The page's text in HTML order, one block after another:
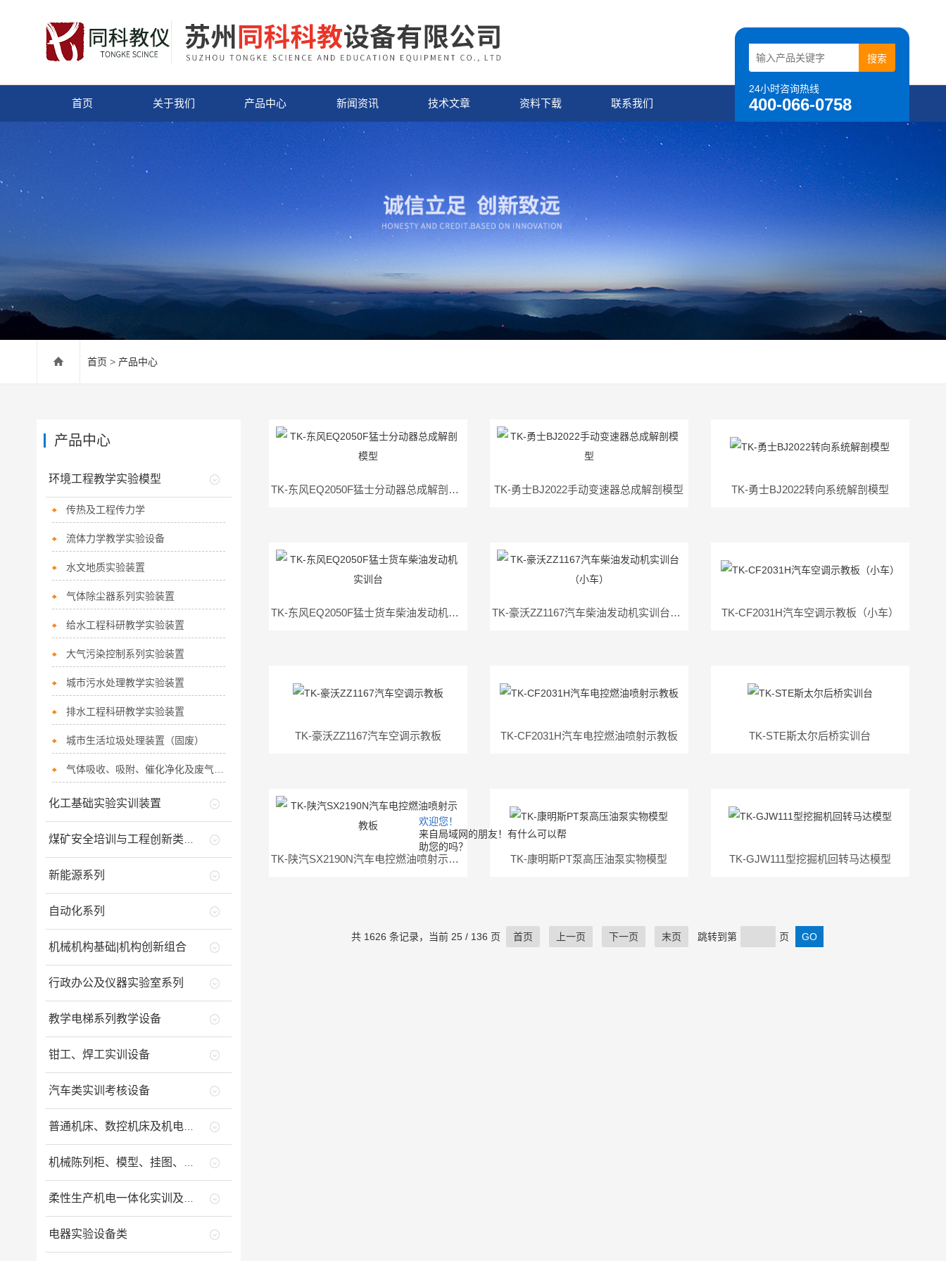
欢迎您！
来自局域网的朋友！有什么可以帮
助您的吗？
24小时咨询热线
400-066-0758
首页 关于我们 产品中心 新闻资讯 技术文章 资料下载 联系我们
首页 > 产品中心
产品中心
环境工程教学实验模型
传热及工程传力学
流体力学教学实验设备
水文地质实验装置
气体除尘器系列实验装置
给水工程科研教学实验装置
大气污染控制系列实验装置
城市污水处理教学实验装置
排水工程科研教学实验装置
城市生活垃圾处理装置（固废）
化工基础实验实训装置
新能源系列
自动化系列
机械机构基础|机构创新组合
行政办公及仪器实验室系列
教学电梯系列教学设备
钳工、焊工实训设备
汽车类实训考核设备
普通机床、数控机床及机电一体化设备类
电器实验设备类
TK-东风EQ2050F猛士分动器总成解剖模型 TK-勇士BJ2022手动变速器总成解剖模型 TK-勇士BJ2022转向系统解剖模型
TK-东风EQ2050F猛士货车柴油发动机实训台 TK-豪沃ZZ1167汽车柴油发动机实训台（小车） TK-CF2031H汽车空调示教板（小车）
TK-豪沃ZZ1167汽车空调示教板 TK-CF2031H汽车电控燃油喷射示教板 TK-STE斯太尔后桥实训台
TK-陕汽SX2190N汽车电控燃油喷射示教板 TK-康明斯PT泵高压油泵实物模型 TK-GJW111型挖掘机回转马达模型
共 1626 条记录，当前 25 / 136 页 首页 上一页 下一页 末页 跳转到第 页